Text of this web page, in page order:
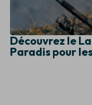
Découvrez le
Paradis pour